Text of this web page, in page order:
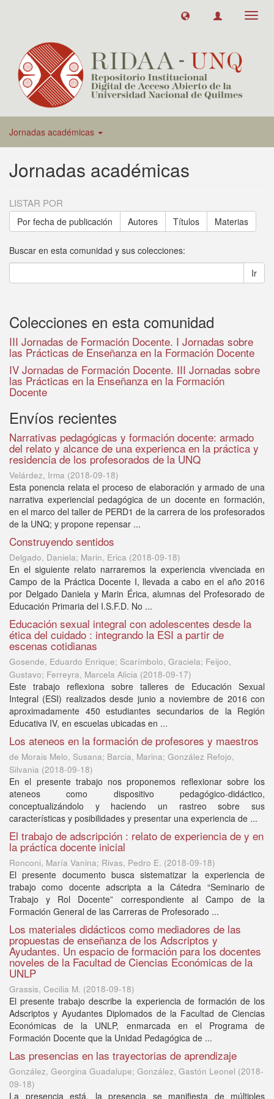
Jornadas académicas
Jornadas académicas
LISTAR POR
Por fecha de publicación Autores Títulos Materias
Buscar en esta comunidad y sus colecciones:
Ir
Colecciones en esta comunidad
III Jornadas de Formación Docente. I Jornadas sobre
las Prácticas de Enseñanza en la Formación Docente
IV Jornadas de Formación Docente. III Jornadas sobre
las Prácticas en la Enseñanza en la Formación
Docente
Envíos recientes
Narrativas pedagógicas y formación docente: armado
del relato y alcance de una experienca en la práctica y
residencia de los profesorados de la UNQ
Velárdez, Irma (2018-09-18)
Esta ponencia relata el proceso de elaboración y armado de una
narrativa experiencial pedagógica de un docente en formación,
en el marco del taller de PERD1 de la carrera de los profesorados
de la UNQ; y propone repensar ...
Construyendo sentidos
Delgado, Daniela; Marin, Erica (2018-09-18)
En el siguiente relato narraremos la experiencia vivenciada en
Campo de la Práctica Docente I, llevada a cabo en el año 2016
por Delgado Daniela y Marin Érica, alumnas del Profesorado de
Educación Primaria del I.S.F.D. No ...
Educación sexual integral con adolescentes desde la
ética del cuidado : integrando la ESI a partir de
escenas cotidianas
Gosende, Eduardo Enrique; Scarímbolo, Graciela; Feijoo,
Gustavo; Ferreyra, Marcela Alicia (2018-09-17)
Este trabajo reflexiona sobre talleres de Educación Sexual
Integral (ESI) realizados desde junio a noviembre de 2016 con
aproximadamente 450 estudiantes secundarios de la Región
Educativa IV, en escuelas ubicadas en ...
Los ateneos en la formación de profesores y maestros
de Morais Melo, Susana; Barcia, Marina; González Refojo,
Silvania (2018-09-18)
En el presente trabajo nos proponemos reflexionar sobre los
ateneos como dispositivo pedagógico-didáctico,
conceptualizándolo y haciendo un rastreo sobre sus
características y posibilidades y presentar una experiencia de ...
El trabajo de adscripción : relato de experiencia de y en
la práctica docente inicial
Ronconi, María Vanina; Rivas, Pedro E. (2018-09-18)
El presente documento busca sistematizar la experiencia de
trabajo como docente adscripta a la Cátedra “Seminario de
Trabajo y Rol Docente” correspondiente al Campo de la
Formación General de las Carreras de Profesorado ...
Los materiales didácticos como mediadores de las
propuestas de enseñanza de los Adscriptos y
Ayudantes. Un espacio de formación para los docentes
noveles de la Facultad de Ciencias Económicas de la
UNLP
Grassis, Cecilia M. (2018-09-18)
El presente trabajo describe la experiencia de formación de los
Adscriptos y Ayudantes Diplomados de la Facultad de Ciencias
Económicas de la UNLP, enmarcada en el Programa de
Formación Docente que la Unidad Pedagógica de ...
Las presencias en las trayectorias de aprendizaje
González, Georgina Guadalupe; González, Gastón Leonel (2018-
09-18)
La presencia está, la presencia se manifiesta de múltiples